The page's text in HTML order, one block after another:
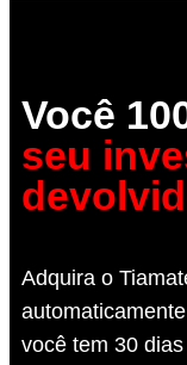
Você
seu
Adquira o
você tem 30